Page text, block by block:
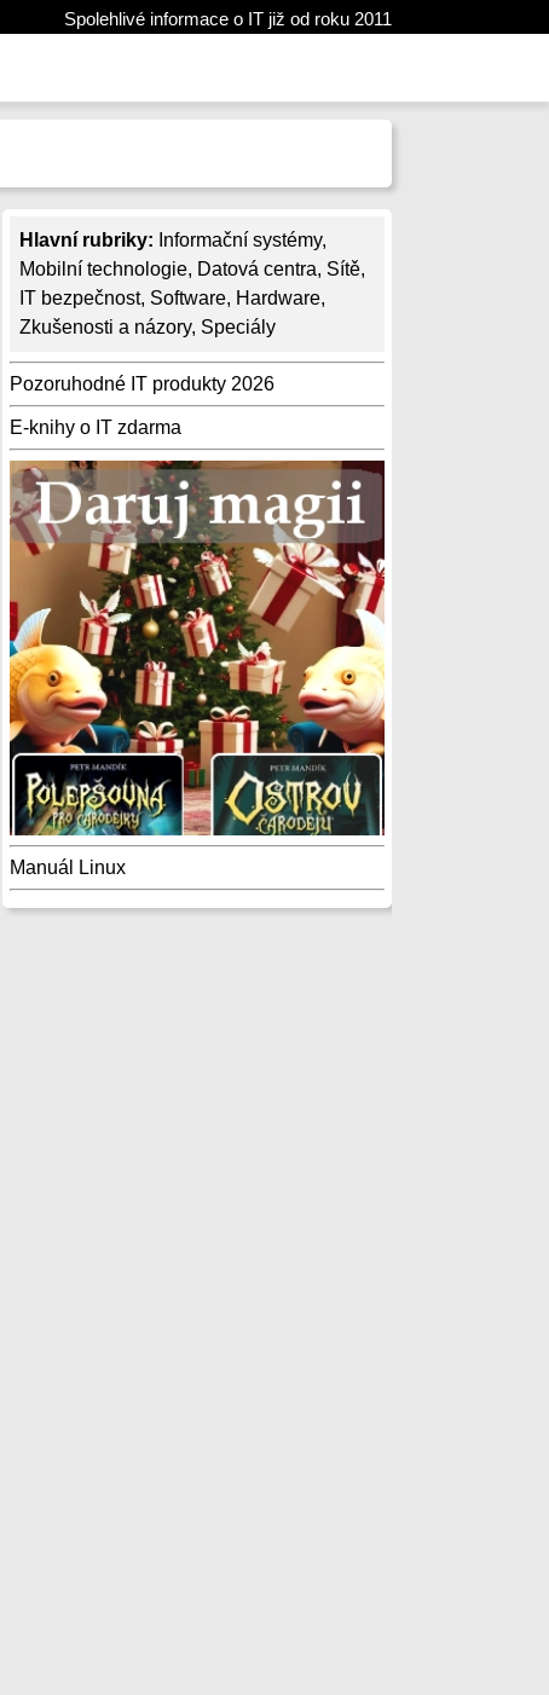
Spolehlivé informace o IT již od roku 2011
Hlavní rubriky: Informační systémy,
Mobilní technologie, Datová centra, Sítě,
IT bezpečnost, Software, Hardware,
Zkušenosti a názory, Speciály
Pozoruhodné IT produkty 2026
E-knihy o IT zdarma
Manuál Linux